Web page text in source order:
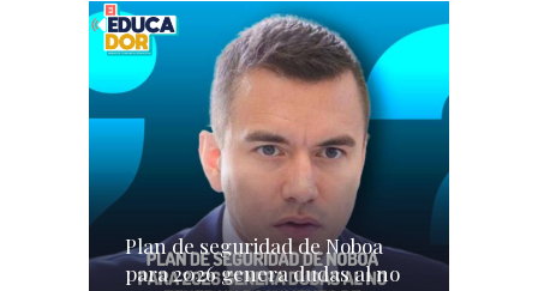
Plan de seguridad de Noboa
para 2026 genera dudas al no